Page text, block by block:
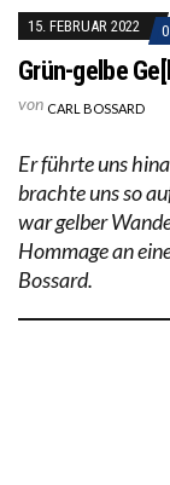
15. FEBRUAR 2022 0
Grün-gelbe
von CARL BOSSARD
Er führte uns
brachte uns so
war gelber
Hommage an
Bossard.